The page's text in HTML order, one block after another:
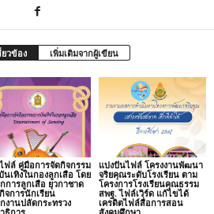
วข้อง เพิ่มเติมจากผู้เขียน
ฟล์ คู่มือการจัดกิจกรรม
นเทิงในกองลูกเสือ โดย
การลูกเสือ ยุวกาชาด
จการนักเรียน
งานปลัดกระทรวง
แบ่งปันไฟล์ โครงงานพัฒนา
จริยคุณระดับโรงเรียน ตาม
โครงการโรงเรียนคุณธรรม
สพฐ. ไฟล์เวิร์ด แก้ไขได้
เครดิตไฟล์สื่อการสอน